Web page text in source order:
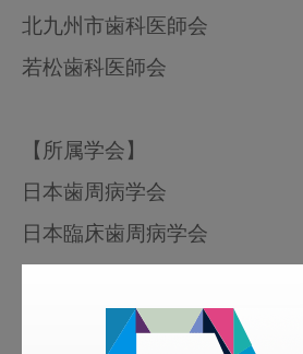
北九州市歯科医師会
若松歯科医師会
【所属学会】
日本歯周病学会
日本臨床歯周病学会
日本先進インプラント医療学会